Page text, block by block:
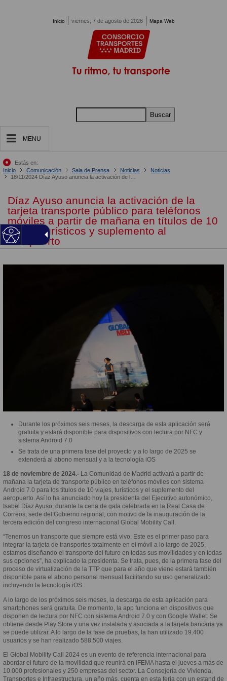
Inicio viernes, 7 de agosto de 2026 Mapa Web
Buscar
MENU
Estás en:
Inicio
Comunicación Sala de Prensa Noticias
Noticias
Díaz Ayuso anuncia la activación de la
tarjeta transporte público para teléfonos
móviles a partir de mañana en títulos de 10
viajes, turísticos y suplemento al
aeropuerto
Durante los próximos seis meses, la descarga de esta aplicación será
gratuita y estará disponible para dispositivos con lectura por NFC y
sistema Android 7.0
Se trata de una primera fase del proyecto y a lo largo de 2025 se
extenderá al abono mensual y a la tecnología iOS
18 de noviembre de 2024.- La Comunidad de Madrid activará a partir de
mañana la tarjeta de transporte público en teléfonos móviles con sistema
Android 7.0 para los títulos de 10 viajes, turísticos y el suplemento del
aeropuerto. Así lo ha anunciado hoy la presidenta del Ejecutivo autonómico,
Isabel Díaz Ayuso, durante la cena de gala celebrada en la Real Casa de
Correos, sede del Gobierno regional, con motivo de la inauguración de la
tercera edición del congreso internacional Global Mobility Call.
“Tenemos un transporte que siempre está vivo. Este es el primer paso para
integrar la tarjeta de transportes totalmente en el móvil a lo largo de 2025,
estamos diseñando el transporte del futuro en todas sus movilidades y en todas
sus opciones”, ha explicado la presidenta. Se trata, pues, de la primera fase del
proceso de virtualización de la TTP que para el año que viene estará también
disponible para el abono personal mensual facilitando su uso generalizado
incluyendo la tecnología iOS.
A lo largo de los próximos seis meses, la descarga de esta aplicación para
smartphones será gratuita. De momento, la app funciona en dispositivos que
disponen de lectura por NFC con sistema Android 7.0 y con Google Wallet. Se
obtiene desde Play Store y una vez instalada y asociada a la tarjeta bancaria ya
se puede utilizar. A lo largo de la fase de pruebas, la han utilizado 19.400
usuarios y se han realizado 588.500 viajes.
El Global Mobility Call 2024 es un evento de referencia internacional para
abordar el futuro de la movilidad que reunirá en IFEMA hasta el jueves a más de
10.000 profesionales y 250 empresas del sector. La Consejería de Vivienda,
Transportes e Infraestructura, un año más, cuenta en esta feria con un estand de